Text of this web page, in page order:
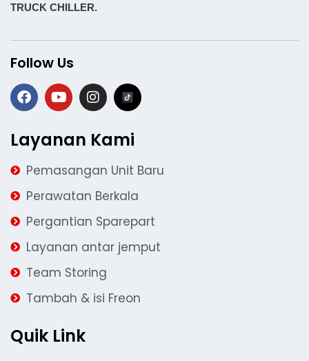
TRUCK CHILLER.
Follow Us
Layanan Kami
Pemasangan Unit Baru
Perawatan Berkala
Pergantian Sparepart
Layanan antar jemput
Team Storing
Tambah & isi Freon
Quik Link